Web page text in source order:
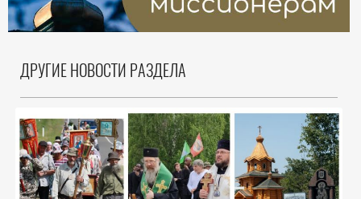
ДРУГИЕ НОВОСТИ РАЗДЕЛА